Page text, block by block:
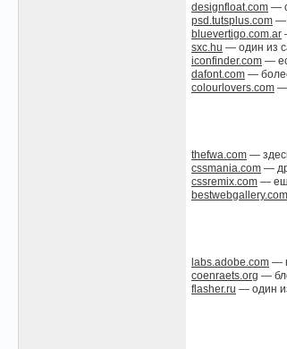
designfloat.com —
psd.tutsplus.com —
bluevertigo.com.ar
sxc.hu — один из
iconfinder.com —
dafont.com —
colourlovers.com —
thefwa.com —
cssmania.com —
cssremix.com —
bestwebgallery.com
labs.adobe.com —
coenraets.org —
flasher.ru — один